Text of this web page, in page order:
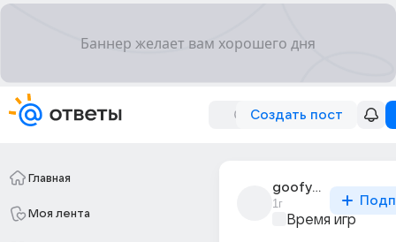
Создать пост
Главная
Моя лента
goofy5125
1г
Время игр